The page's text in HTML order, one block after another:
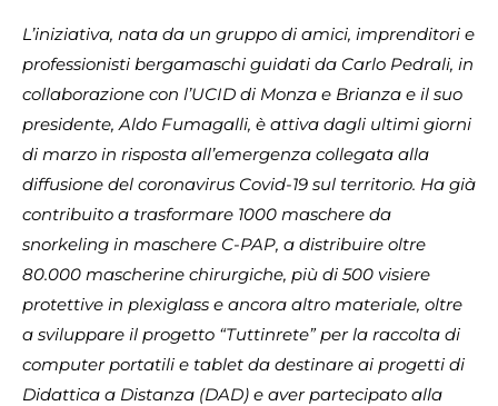
L’iniziativa, nata da un gruppo di amici, imprenditori e
professionisti bergamaschi guidati da Carlo Pedrali, in
collaborazione con l’UCID di Monza e Brianza e il suo
presidente, Aldo Fumagalli, è attiva dagli ultimi giorni
di marzo in risposta all’emergenza collegata alla
diffusione del coronavirus Covid-19 sul territorio. Ha già
contribuito a trasformare 1000 maschere da
snorkeling in maschere C-PAP, a distribuire oltre
80.000 mascherine chirurgiche, più di 500 visiere
protettive in plexiglass e ancora altro materiale, oltre
a sviluppare il progetto “Tuttinrete” per la raccolta di
computer portatili e tablet da destinare ai progetti di
Didattica a Distanza (DAD) e aver partecipato alla